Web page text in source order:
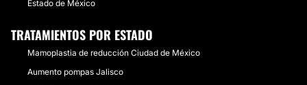
Estado de México
TRATAMIENTOS POR ESTADO
Mamoplastia de reducción Ciudad de México
Aumento pompas Jalisco